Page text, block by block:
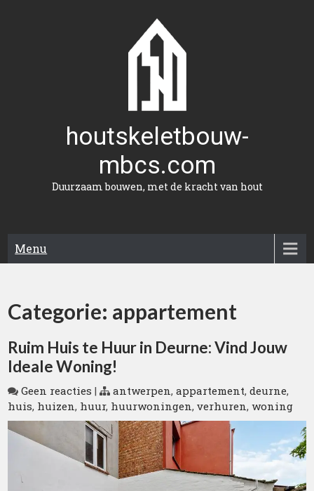
houtskeletbouw-
mbcs.com
Duurzaam bouwen, met de kracht van hout
Menu
Categorie: appartement
Ruim Huis te Huur in Deurne: Vind Jouw
Ideale Woning!
Geen reacties | antwerpen,appartement,deurne,
huis, huizen, huur, huurwoningen,verhuren,woning